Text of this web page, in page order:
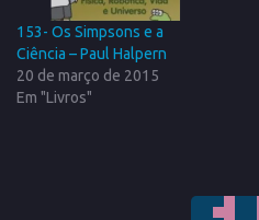
153- Os Simpsons e a
Ciência – Paul Halpern
20 de março de 2015
Em "Livros"